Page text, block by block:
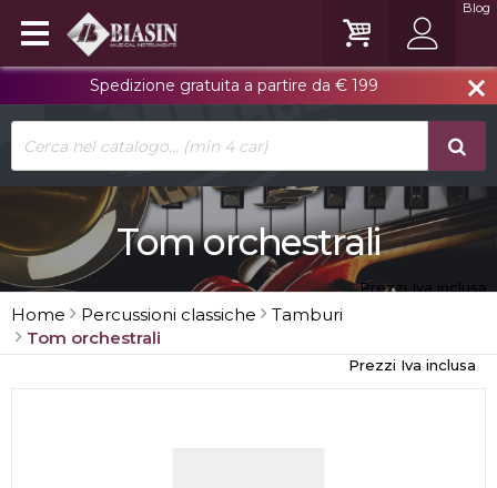
close
Spedizione gratuita a partire da € 199
Blog
Tom orchestrali
Prezzi Iva inclusa
Home Percussioni classiche
Tamburi
Tom orchestrali
Prezzi Iva inclusa